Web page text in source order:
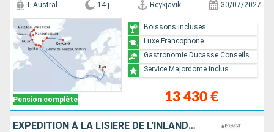
Pension complète
L Austral 14 j Reykjavik 30/07/2027
13 430 €
Boissons incluses
Luxe Francophone
Gastronomie Ducasse Conseils
Service Majordome inclus
EXPÉDITION À LA LISIÈRE DE L'INLANDSIS